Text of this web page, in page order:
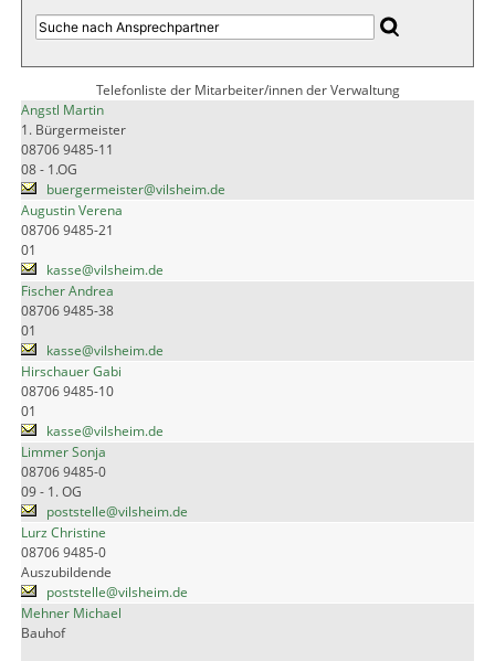
Telefonliste der Mitarbeiter/innen der Verwaltung
Angstl Martin
1. Bürgermeister
08706 9485-11
08 - 1.OG
buergermeister@vilsheim.de
Augustin Verena
08706 9485-21
01
kasse@vilsheim.de
Fischer Andrea
08706 9485-38
01
kasse@vilsheim.de
Hirschauer Gabi
08706 9485-10
01
kasse@vilsheim.de
Limmer Sonja
08706 9485-0
09 - 1. OG
poststelle@vilsheim.de
Lurz Christine
08706 9485-0
Auszubildende
poststelle@vilsheim.de
Mehner Michael
Bauhof